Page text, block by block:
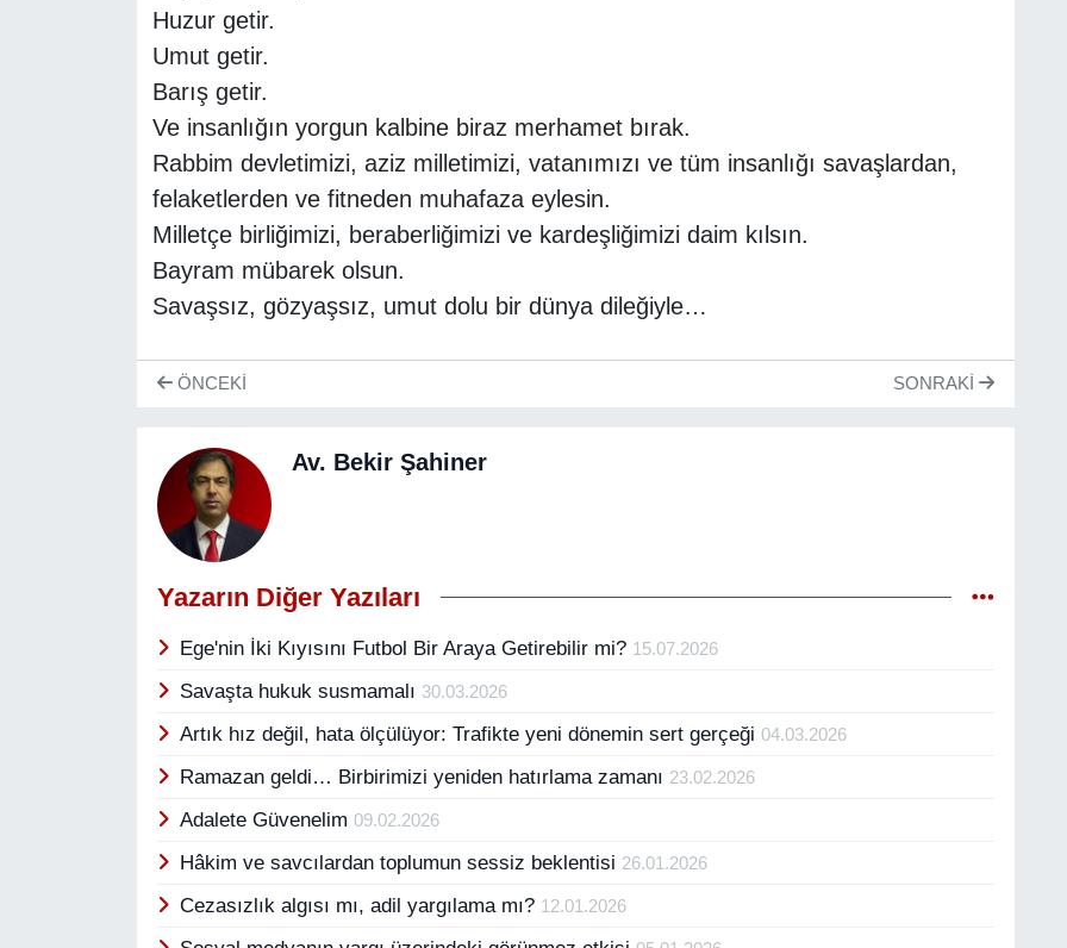
Huzur getir.
Umut getir.
Barış getir.
Ve insanlığın yorgun kalbine biraz merhamet bırak.
Rabbim devletimizi, aziz milletimizi, vatanımızı ve tüm insanlığı savaşlardan,
felaketlerden ve fitneden muhafaza eylesin.
Milletçe birliğimizi, beraberliğimizi ve kardeşliğimizi daim kılsın.
Bayram mübarek olsun.
Savaşsız, gözyaşsız, umut dolu bir dünya dileğiyle…
ÖNCEKI SONRAKI
Av. Bekir Şahiner
Yazarın Diğer Yazıları
Ege'nin İki Kıyısını Futbol Bir Araya Getirebilir mi? 15.07.2026
Savaşta hukuk susmamalı 30.03.2026
Artık hız değil, hata ölçülüyor: Trafikte yeni dönemin sert gerçeği04.03.2026
Ramazan geldi… Birbirimizi yeniden hatırlama zamanı 23.02.2026
Adalete Güvenelim09.02.2026
Hâkim ve savcılardan toplumun sessiz beklentisi 26.01.2026
Cezasızlık algısı mı, adil yargılama mı? 12.01.2026